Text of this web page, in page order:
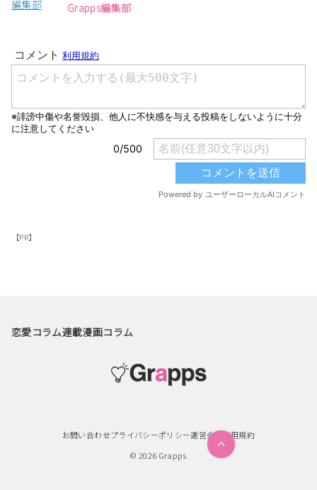
Grapps編集部
【PR】
恋愛コラム連載漫画コラム
お問い合わせプライバシーポリシー運営会社 利用規約
© 2026 Grapps